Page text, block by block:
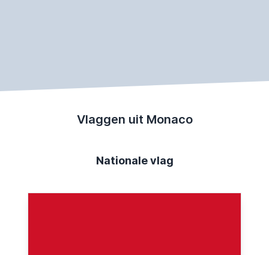
Vlaggen uit Monaco
Nationale vlag